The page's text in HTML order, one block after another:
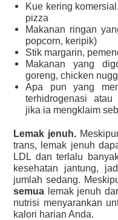
Kue kering
pizza
Makanan ringan
popcorn, keripik)
Stik margarin,
Makanan yang
goreng, chicken
Apa pun yang
terhidrogenasi
jika ia mengklaim
Lemak jenuh.
trans, lemak jenuh
LDL dan terlalu
kesehatan jantung,
jumlah sedang.
semua lemak jenuh
nutrisi menyarankan
kalori harian Anda.